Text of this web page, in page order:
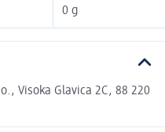
0 g
Visoka Glavica 2C, 88 220